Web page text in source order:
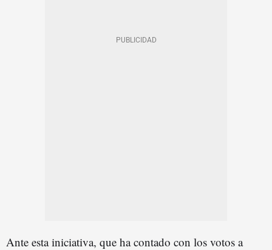
Ante esta iniciativa, que ha contado con los votos a